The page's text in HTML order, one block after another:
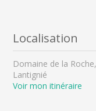
Localisation
Domaine de la
Lantignié
Voir mon itinéraire